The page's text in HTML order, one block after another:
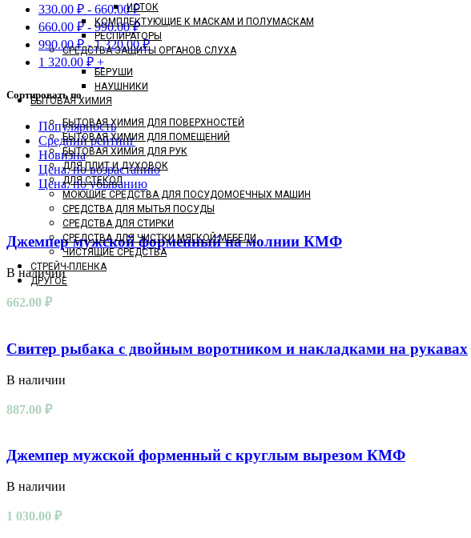
ИСТОК
КОМПЛЕКТУЮЩИЕ К МАСКАМ И ПОЛУМАСКАМ
РЕСПИРАТОРЫ
СРЕДСТВА ЗАЩИТЫ ОРГАНОВ СЛУХА
БЕРУШИ
НАУШНИКИ
БЫТОВАЯ ХИМИЯ
БЫТОВАЯ ХИМИЯ ДЛЯ ПОВЕРХНОСТЕЙ
БЫТОВАЯ ХИМИЯ ДЛЯ ПОМЕЩЕНИЙ
БЫТОВАЯ ХИМИЯ ДЛЯ РУК
ДЛЯ ПЛИТ И ДУХОВОК
ДЛЯ СТЕКОЛ
МОЮЩИЕ СРЕДСТВА ДЛЯ ПОСУДОМОЕЧНЫХ МАШИН
СРЕДСТВА ДЛЯ МЫТЬЯ ПОСУДЫ
СРЕДСТВА ДЛЯ СТИРКИ
СРЕДСТВА ДЛЯ ЧИСТКИ МЯГКОЙ МЕБЕЛИ
ЧИСТЯЩИЕ СРЕДСТВА
СТРЕЙЧ-ПЛЕНКА
ДРУГОЕ
330.00 ₽ - 660.00₽
660.00 ₽- 990.00₽
990.00₽-1 320.00₽
1 320.00 ₽ +
Сортировать по
Популярность
Средний рейтинг
Новизна
Цена: по возрастанию
Цена: по убыванию
Джемпер мужской форменный на молнии КМФ
В наличии
662.00 ₽
Свитер рыбака с двойным воротником и накладками на рукавах
В наличии
887.00 ₽
Джемпер мужской форменный с круглым вырезом КМФ
В наличии
1 030.00 ₽